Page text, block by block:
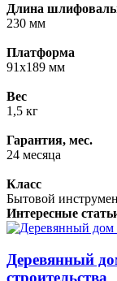
Длина
230 мм
Платформа
91x189 мм
Вес
1,5 кг
Гарантия, мес.
24 месяца
Класс
Бытовой
Интересные
Деревянный
строительства